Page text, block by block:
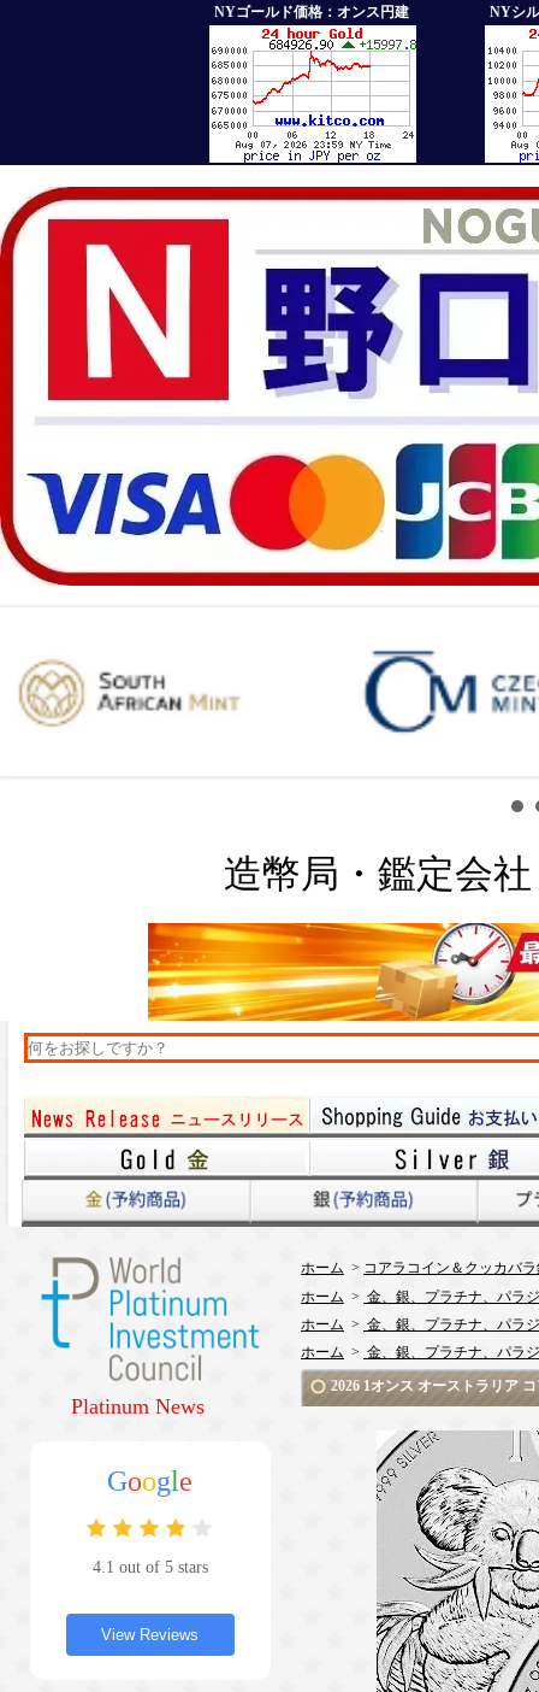
NYゴールド価格：オンス円建 NYシ
造幣局・鑑定会
Platinum News
Google
4.1 out of 5 stars
View Reviews
ホーム > コアラコイン＆クッカバ
ホーム > 金、銀、プラチナ、パラ
ホーム > 金、銀、プラチナ、パラ
ホーム > 金、銀、プラチナ、パラ
2026 1オンス オーストラリア